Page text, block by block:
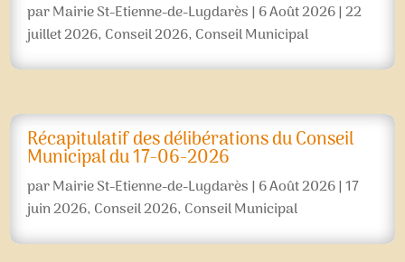
parMairie St-Etienne-de-Lugdarès| 6 Août 2026|22
juillet 2026, Conseil 2026, Conseil Municipal
Récapitulatif des délibérations du Conseil
Municipal du 17-06-2026
parMairie St-Etienne-de-Lugdarès| 6 Août 2026|17
juin 2026, Conseil 2026, Conseil Municipal